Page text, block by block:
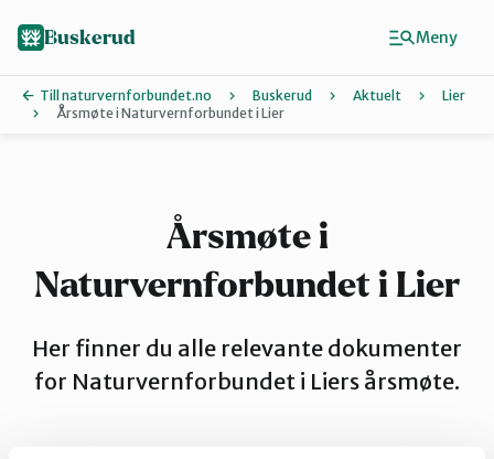
Hallingdal
Hole og Ringerike
Buskerud
Till naturvernforbundet.no Buskerud Aktuelt
Lier
Årsmøte i Naturvernforbundet i Lier
Årsmøte i
Naturvernforbundet i Lier
Her finner du alle relevante dokumenter
for Naturvernforbundet i Liers årsmøte.